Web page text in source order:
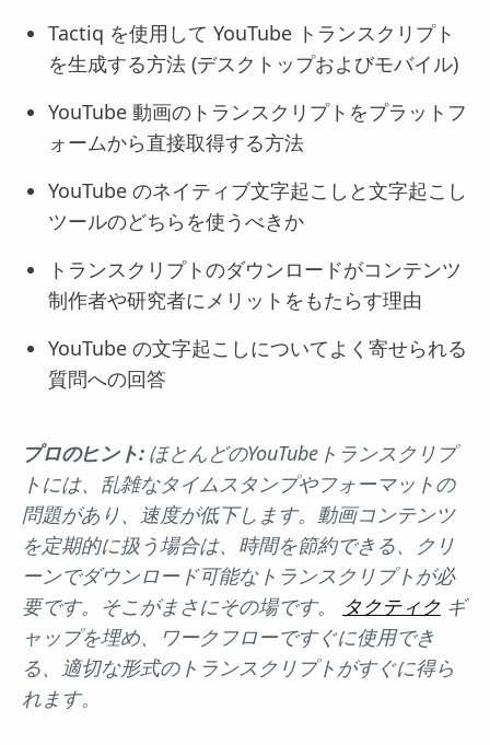
Tactiq を使用して YouTube トランスクリプト
を生成する方法 (デスクトップおよびモバイル)
YouTube 動画のトランスクリプトをプラットフ
ォームから直接取得する方法
YouTube のネイティブ文字起こしと文字起こし
ツールのどちらを使うべきか
トランスクリプトのダウンロードがコンテンツ
制作者や研究者にメリットをもたらす理由
YouTube の文字起こしについてよく寄せられる
質問への回答
プロのヒント:ほとんどのYouTubeトランスクリプ
トには、乱雑なタイムスタンプやフォーマットの
問題があり、速度が低下します。動画コンテンツ
を定期的に扱う場合は、時間を節約できる、クリ
ーンでダウンロード可能なトランスクリプトが必
要です。そこがまさにその場です。
タクティク ギ
ャップを埋め、ワークフローですぐに使用でき
る、適切な形式のトランスクリプトがすぐに得ら
れます。